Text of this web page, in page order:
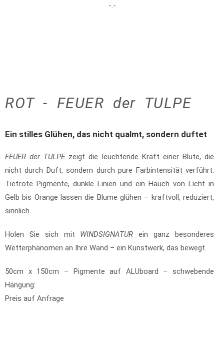
-.-
ROT - FEUER der TULPE
Ein stilles Glühen, das nicht qualmt, sondern duftet
FEUER der TULPEzeigt die leuchtende Kraft einer Blüte, die
nicht durch Duft, sondern durch pure Farbintensität verführt.
Tiefrote Pigmente, dunkle Linien und ein Hauch von Licht in
Gelb bis Orange lassen die Blume glühen – kraftvoll, reduziert,
sinnlich.
Holen Sie sich mit WINDSIGNATUR ein ganz besonderes
Wetterphänomen an Ihre Wand – ein Kunstwerk, das bewegt.
50cm x 150cm – Pigmente auf ALUboard – schwebende
Hängung:
Preis auf Anfrage